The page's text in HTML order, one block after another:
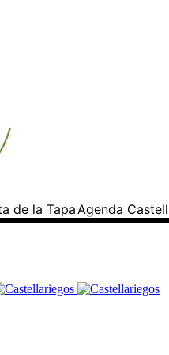
de la Tapa Agenda